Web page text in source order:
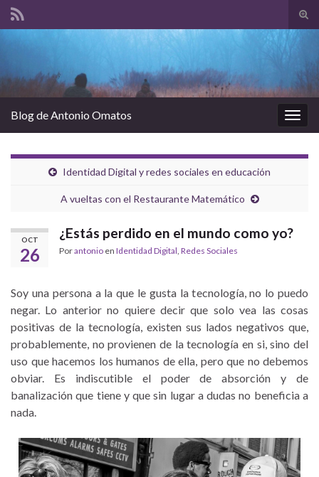
el
la
Blog de Antonio Omatos
Identidad Digital y redes sociales en educación
A vueltas con el Restaurante Matemático
OCT
26
¿Estás perdido en el mundo como yo?
Porantonio en Identidad Digital Redes Sociales
Soy una persona a la que le gusta la tecnología, no lo puedo
negar. Lo anterior no quiere decir que solo vea las cosas
positivas de la tecnología, existen sus lados negativos que,
probablemente, no provienen de la tecnología en si, sino del
uso que hacemos los humanos de ella, pero que no debemos
obviar. Es indiscutible el poder de absorción y de
banalización que tiene y que sin lugar a dudas no beneficia a
nada.